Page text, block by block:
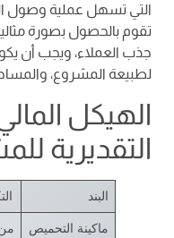
التي تسهل عملية وصول
تقوم بالحصول بصورة
جذب العملاء، ويجب أن
لطبيعة المشروع، والمساحة لا
الهيكل
التقديرية
البند
ماكينة التحميص